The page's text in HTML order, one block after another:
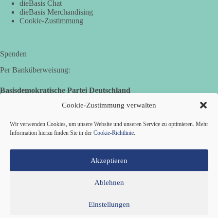
Cookie-Zustimmung verwalten
Wir verwenden Cookies, um unsere Website und unseren Service zu optimieren. Mehr
Information hierzu finden Sie in der Cookie-Richtlinie.
Akzeptieren
Ablehnen
Einstellungen
Hier ein Auszug aus der Rede von der
Bundestagsabgeordneten Sevim Dağdelen (BSW).
Revanchismus!“
👉 Hier geht es zum vollständigen Video:
si=2b_C6GgNY9EB-rXw
❤️ Wir freuen uns über deine Unterstützung:
#russandistnichtunserFeind
dieBasis Chat
dieBasis Merchandising
Cookie-Zustimmung
Spenden
Per Banküberweisung:
Basisdemokratische Partei Deutschland
IBAN: DE16 6539 0120 0434 1370 06
BIC: GENODES1EBI
Kontakt
Cookie-Richtlinie (EU)